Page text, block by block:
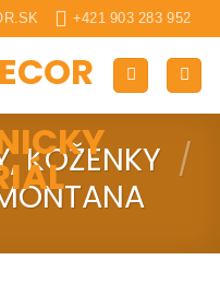
+421 903 283 952
KOŽENKY /